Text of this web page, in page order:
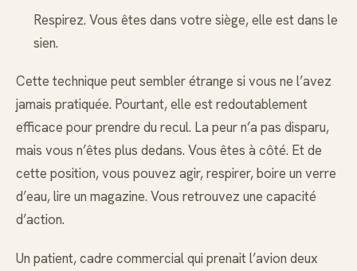
Respirez. Vous êtes dans votre siège, elle est dans le
sien.
Cette technique peut sembler étrange si vous ne l’avez
jamais pratiquée. Pourtant, elle est redoutablement
efficace pour prendre du recul. La peur n’a pas disparu,
mais vous n’êtes plus dedans. Vous êtes à côté. Et de
cette position, vous pouvez agir, respirer, boire un verre
d’eau, lire un magazine. Vous retrouvez une capacité
d’action.
Un patient, cadre commercial qui prenait l’avion deux